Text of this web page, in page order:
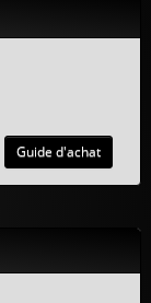
Guide d'achat